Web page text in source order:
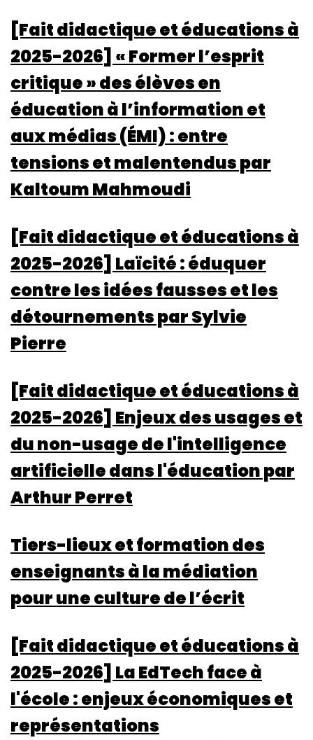
[Fait didactique et éducations à
2025-2026] « Former l’esprit
critique » des élèves en
éducation à l’information et
aux médias (ÉMI) : entre
tensions et malentendus par
Kaltoum Mahmoudi
[Fait didactique et éducations à
2025-2026] Laïcité : éduquer
contre les idées fausses et les
détournements par Sylvie
Pierre
[Fait didactique et éducations à
2025-2026] Enjeux des usages et
du non-usage de l'intelligence
artificielle dans l'éducation par
Arthur Perret
Tiers-lieux et formation des
enseignants à la médiation
pour une culture de l’écrit
[Fait didactique et éducations à
2025-2026] La EdTech face à
l'école : enjeux économiques et
représentations